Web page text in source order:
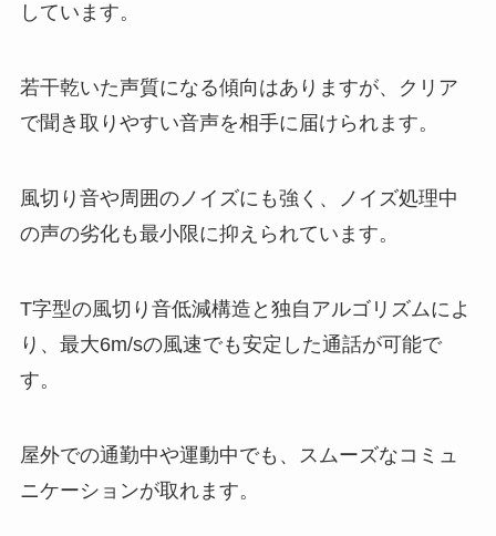
しています。
若干乾いた声質になる傾向はありますが、クリア
で聞き取りやすい音声を相手に届けられます。
風切り音や周囲のノイズにも強く、ノイズ処理中
の声の劣化も最小限に抑えられています。
T字型の風切り音低減構造と独自アルゴリズムによ
り、最大6m/sの風速でも安定した通話が可能で
す。
屋外での通勤中や運動中でも、スムーズなコミュ
ニケーションが取れます。